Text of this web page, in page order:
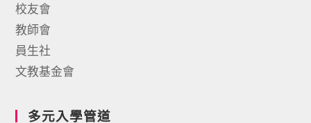
校友會
教師會
員生社
文教基金會
多元入學管道